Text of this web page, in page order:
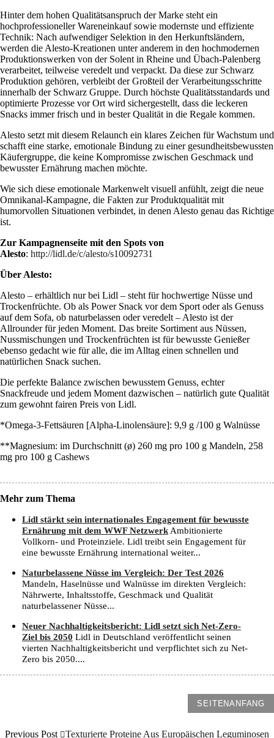
Hinter dem hohen Qualitätsanspruch der Marke steht ein
hochprofessioneller Wareneinkauf sowie modernste und effiziente
Technik: Nach aufwendiger Selektion in den Herkunftsländern,
werden die Alesto-Kreationen unter anderem in den hochmodernen
Produktionswerken von der Solent in Rheine und Übach-Palenberg
verarbeitet, teilweise veredelt und verpackt. Da diese zur Schwarz
Produktion gehören, verbleibt der Großteil der Verarbeitungsschritte
innerhalb der Schwarz Gruppe. Durch höchste Qualitätsstandards und
optimierte Prozesse vor Ort wird sichergestellt, dass die leckeren
Snacks immer frisch und in bester Qualität in die Regale kommen.
Alesto setzt mit diesem Relaunch ein klares Zeichen für Wachstum und
schafft eine starke, emotionale Bindung zu einer gesundheitsbewussten
Käufergruppe, die keine Kompromisse zwischen Geschmack und
bewusster Ernährung machen möchte.
Wie sich diese emotionale Markenwelt visuell anfühlt, zeigt die neue
Omnikanal-Kampagne, die Fakten zur Produktqualität mit
humorvollen Situationen verbindet, in denen Alesto genau das Richtige
ist.
Zur Kampagnenseite mit den Spots von
Alesto: http://lidl.de/c/alesto/s10092731
Über Alesto:
Alesto – erhältlich nur bei Lidl – steht für hochwertige Nüsse und
Trockenfrüchte. Ob als Power Snack vor dem Sport oder als Genuss
auf dem Sofa, ob naturbelassen oder veredelt – Alesto ist der
Allrounder für jeden Moment. Das breite Sortiment aus Nüssen,
Nussmischungen und Trockenfrüchten ist für bewusste Genießer
ebenso gedacht wie für alle, die im Alltag einen schnellen und
natürlichen Snack suchen.
Die perfekte Balance zwischen bewusstem Genuss, echter
Snackfreude und jedem Moment dazwischen – natürlich gute Qualität
zum gewohnt fairen Preis von Lidl.
*Omega-3-Fettsäuren [Alpha-Linolensäure]: 9,9 g /100 g Walnüsse
**Magnesium: im Durchschnitt (ø) 260 mg pro 100 g Mandeln, 258
mg pro 100 g Cashews
Mehr zum Thema
Lidl stärkt sein internationales Engagement für bewusste
Ernährung mit dem WWF NetzwerkAmbitionierte
Vollkorn- und Proteinziele. Lidl treibt sein Engagement für
eine bewusste Ernährung international weiter...
Naturbelassene Nüsse im Vergleich: Der Test 2026
Mandeln, Haselnüsse und Walnüsse im direkten Vergleich:
Nährwerte, Inhaltsstoffe, Geschmack und Qualität
naturbelassener Nüsse...
Neuer Nachhaltigkeitsbericht: Lidl setzt sich Net-Zero-
Ziel bis 2050 Lidl in Deutschland veröffentlicht seinen
vierten Nachhaltigkeitsbericht und verpflichtet sich zu Net-
Zero bis 2050....
SEITENANFANG
Previous Post Texturierte Proteine Aus Europäischen Leguminosen